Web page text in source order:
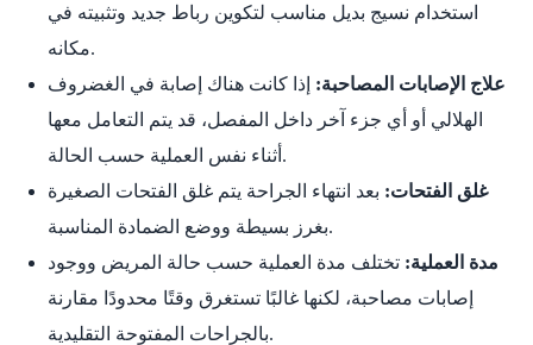
استخدام نسيج بديل مناسب لتكوين رباط جديد وتثبيته في
مكانه.
علاج الإصابات المصاحبة: إذا كانت هناك إصابة في الغضروف
الهلالي أو أي جزء آخر داخل المفصل، قد يتم التعامل معها
أثناء نفس العملية حسب الحالة.
غلق الفتحات: بعد انتهاء الجراحة يتم غلق الفتحات الصغيرة
بغرز بسيطة ووضع الضمادة المناسبة.
مدة العملية: تختلف مدة العملية حسب حالة المريض ووجود
إصابات مصاحبة، لكنها غالبًا تستغرق وقتًا محدودًا مقارنة
بالجراحات المفتوحة التقليدية.